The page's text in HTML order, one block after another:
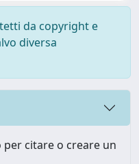
da copyright e
diversa
citare o creare un